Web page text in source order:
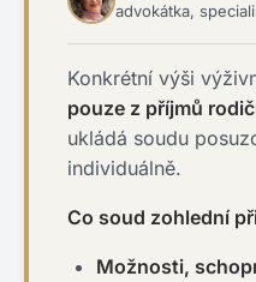
advokátka,
Konkrétní výši
pouze z příjmů
ukládá soudu
individuálně.
Co soud zohlední
Možnosti,